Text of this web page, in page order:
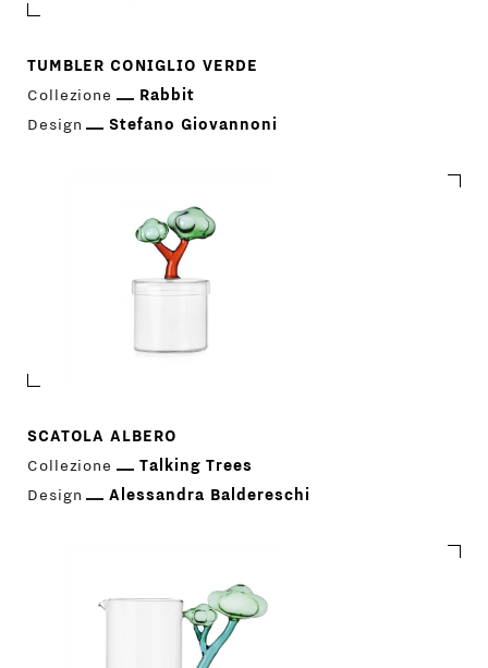
TUMBLER CONIGLIO VERDE
Collezione
Rabbit
Design
Stefano Giovannoni
SCATOLA ALBERO
Collezione
Talking Trees
Design
Alessandra Baldereschi